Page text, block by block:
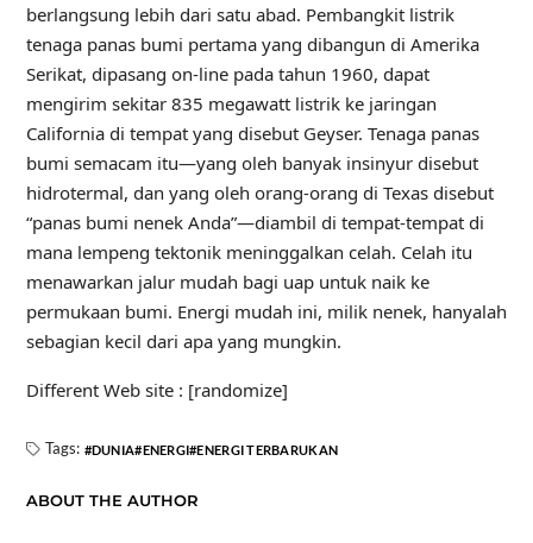
berlangsung lebih dari satu abad. Pembangkit listrik
tenaga panas bumi pertama yang dibangun di Amerika
Serikat, dipasang on-line pada tahun 1960, dapat
mengirim sekitar 835 megawatt listrik ke jaringan
California di tempat yang disebut Geyser. Tenaga panas
bumi semacam itu—yang oleh banyak insinyur disebut
hidrotermal, dan yang oleh orang-orang di Texas disebut
“panas bumi nenek Anda”—diambil di tempat-tempat di
mana lempeng tektonik meninggalkan celah. Celah itu
menawarkan jalur mudah bagi uap untuk naik ke
permukaan bumi. Energi mudah ini, milik nenek, hanyalah
sebagian kecil dari apa yang mungkin.
Different Web site : [randomize]
Tags: DUNIA ENERGI ENERGI TERBARUKAN
ABOUT THE AUTHOR